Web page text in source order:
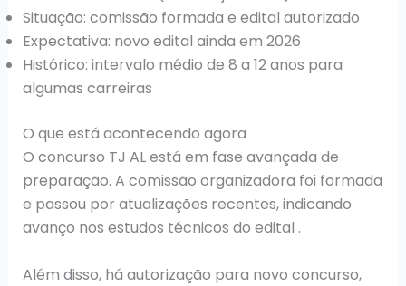
Situação: comissão formada e edital autorizado
Expectativa: novo edital ainda em 2026
Histórico: intervalo médio de 8 a 12 anos para
algumas carreiras
O que está acontecendo agora
O concurso TJ AL está em fase avançada de
preparação. A comissão organizadora foi formada
e passou por atualizações recentes, indicando
avanço nos estudos técnicos do edital .
Além disso, há autorização para novo concurso,